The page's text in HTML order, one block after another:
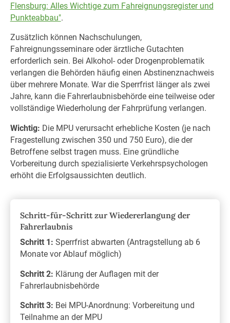
Flensburg: Alles Wichtige zum Fahreignungsregister und
Punkteabbau".
Zusätzlich können Nachschulungen,
Fahreignungsseminare oder ärztliche Gutachten
erforderlich sein. Bei Alkohol- oder Drogenproblematik
verlangen die Behörden häufig einen Abstinenznachweis
über mehrere Monate. War die Sperrfrist länger als zwei
Jahre, kann die Fahrerlaubnisbehörde eine teilweise oder
vollständige Wiederholung der Fahrprüfung verlangen.
Wichtig: Die MPU verursacht erhebliche Kosten (je nach
Fragestellung zwischen 350 und 750 Euro), die der
Betroffene selbst tragen muss. Eine gründliche
Vorbereitung durch spezialisierte Verkehrspsychologen
erhöht die Erfolgsaussichten deutlich.
Schritt-für-Schritt zur Wiedererlangung der
Fahrerlaubnis
Schritt 1: Sperrfrist abwarten (Antragstellung ab 6
Monate vor Ablauf möglich)
Schritt 2: Klärung der Auflagen mit der
Fahrerlaubnisbehörde
Schritt 3: Bei MPU-Anordnung: Vorbereitung und
Teilnahme an der MPU